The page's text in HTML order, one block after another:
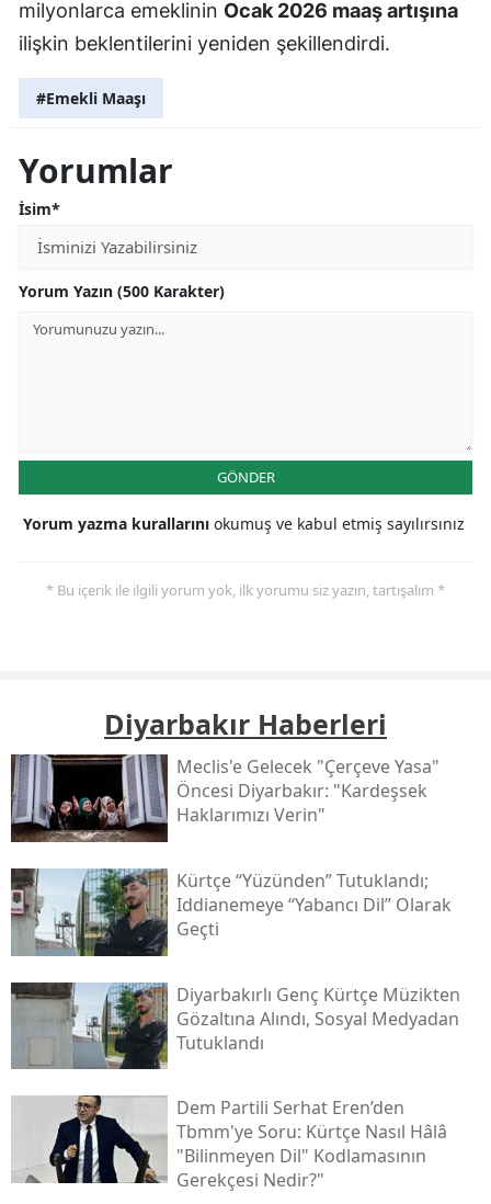
milyonlarca emeklinin Ocak 2026 maaş artışına
ilişkin beklentilerini yeniden şekillendirdi.
#Emekli Maaşı
Yorumlar
İsim*
Yorum Yazın (500 Karakter)
GÖNDER
Yorum yazma kurallarını okumuş ve kabul etmiş sayılırsınız
* Bu içerik ile ilgili yorum yok, ilk yorumu siz yazın, tartışalım *
Strazburg’dan Cûdî’ye 4 Bin 600
Kilometrelik Evlat Hasreti: 88
Yaşındaki Fatime Anne Bir Mezar
Taşının Peşinde
Ülüş, 20 yıldır aradığı oğluna ait mezar taşının
fotoğrafını sosyal medyada görünce Fransa'dan
Şırnak’a doğru yola çıktı.
Kürdistan’da onlarca yıldır süren çatışmalı sürecin
ardından evlatlarını kaybeden annelerin mezar
arayışı ve mücadelesi devam ediyor. Bu